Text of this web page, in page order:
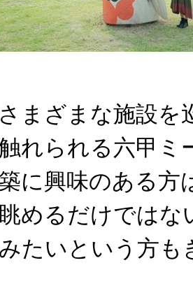
まざまな施設を
れられる六甲ミ
に興味のある方
めるだけではな
たいという方も